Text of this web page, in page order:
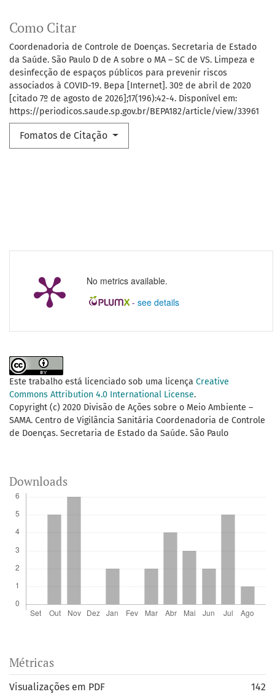
Como Citar
Coordenadoria de Controle de Doenças. Secretaria de Estado
da Saúde. São Paulo D de A sobre o MA – SC de VS. Limpeza e
desinfecção de espaços públicos para prevenir riscos
associados à COVID-19. Bepa [Internet]. 30º de abril de 2020
[citado 7º de agosto de 2026];17(196):42-4. Disponível em:
https://periodicos.saude.sp.gov.br/BEPA182/article/view/33961
Fomatos de Citação
No metrics available.
- see details
Este trabalho está licenciado sob uma licença Creative
Commons Attribution 4.0 International License.
Copyright (c) 2020 Divisão de Ações sobre o Meio Ambiente –
SAMA. Centro de Vigilância Sanitária Coordenadoria de Controle
de Doenças. Secretaria de Estado da Saúde. São Paulo
Downloads
Métricas
Visualizações em PDF 142